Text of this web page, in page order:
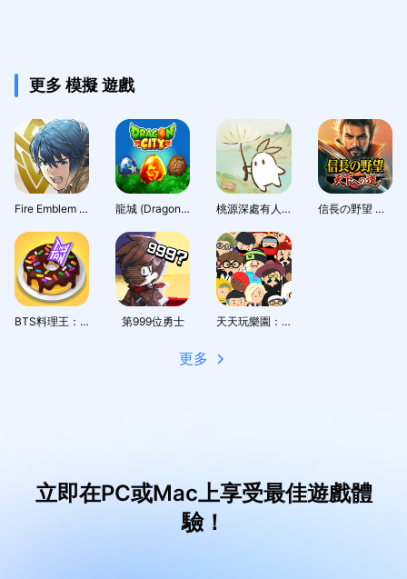
更多 模擬 遊戲
Fire Emblem Heroes 龍城 (Dragon City) 桃源深處有人家 - 1.5周年慶 信長の野望 天下への道
BTS料理王：TinyTAN食堂 第999位勇士 天天玩樂園：與好友一起享受療癒系社交生活
更多
立即在PC或Mac上享受最佳遊戲體
驗！